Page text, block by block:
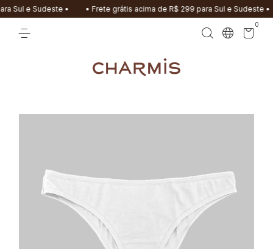
Sul e Sudeste • • Frete grátis acima de R$ 299 para Sul e Sudeste •
0